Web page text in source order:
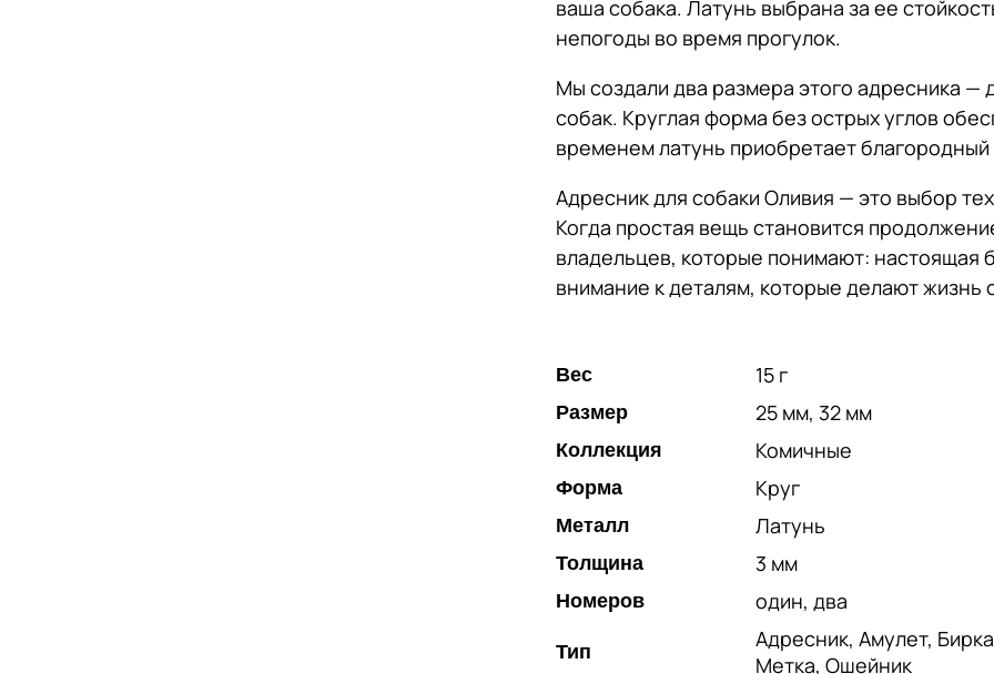
ваша собака. Латунь выбрана за ее
непогоды во время прогулок.
Мы создали два размера этого адресника —
собак. Круглая форма без острых углов
временем латунь приобретает
Адресник для собаки Оливия — это выбор
Когда простая вещь становится
владельцев, которые понимают: настоящая
внимание к деталям, которые делают жизнь
Вес 15 г
Размер 25 мм, 32 мм
Коллекция Комичные
Форма Круг
Металл Латунь
Толщина 3 мм
Номеров один, два
Тип
Адресник, Амулет,
Метка, Ошейник